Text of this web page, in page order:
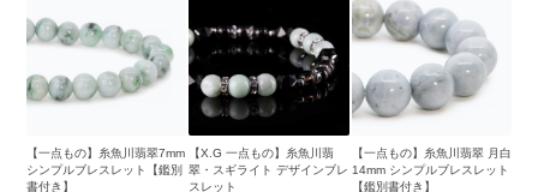
【一点もの】糸魚川翡翠7mm
シンプルブレスレット【鑑別
書付き】
【X.G 一点もの】糸魚川翡
翠・スギライト デザインブレ
スレット
【一点もの】糸魚川翡翠 月白
14mm シンプルブレスレット
【鑑別書付き】